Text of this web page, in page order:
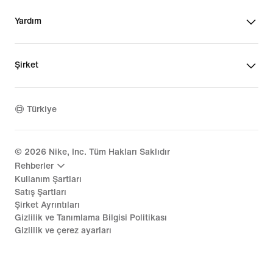
Yardım
Şirket
Türkiye
© 2026 Nike, Inc. Tüm Hakları Saklıdır
Rehberler
Kullanım Şartları
Satış Şartları
Şirket Ayrıntıları
Gizlilik ve Tanımlama Bilgisi Politikası
Gizlilik ve çerez ayarları